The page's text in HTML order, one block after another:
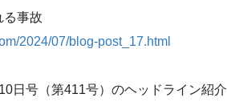
事故
2024/07/blog-post_17.html
日号（第411号）のヘッドライン紹介